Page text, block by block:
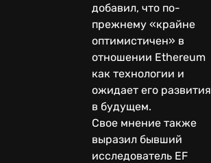
добавил, что по-
прежнему «крайне
оптимистичен» в
отношении Ethereum
как технологии и
ожидает его развития
в будущем.
Свое мнение также
выразил бывший
исследователь EF